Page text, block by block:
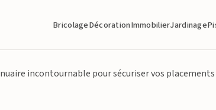
BricolageDécorationImmobilierJardinage
incontournable pour sécuriser vos